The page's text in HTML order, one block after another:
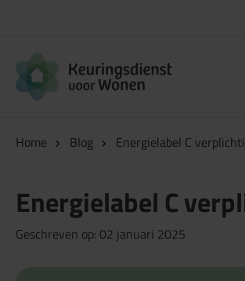
Home Blog Energielabel C
Energielabel C
Geschreven op: 02 januari 2025